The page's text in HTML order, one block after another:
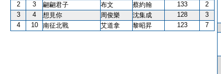
2
3 翩翩君子 布文 蔡約翰 133
2
3
4 想見你 周俊樂 沈集成 128
3
4
10 南征北戰 艾道拿 黎昭昇 123 7